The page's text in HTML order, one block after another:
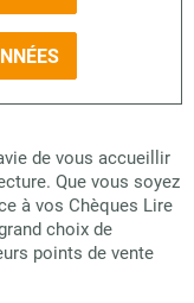
de vous accueillir
Que vous soyez
à vos Chèques Lire
choix de
points de vente